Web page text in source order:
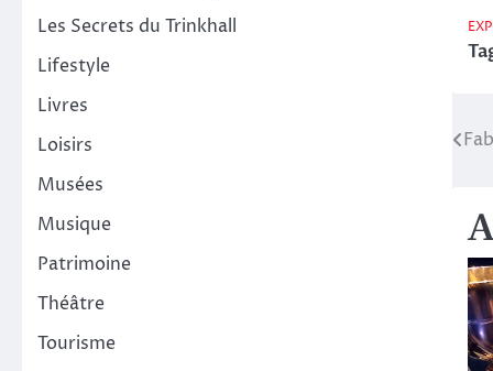
Les Secrets du Trinkhall
Lifestyle
Livres
Loisirs
Musées
Musique
Patrimoine
Théâtre
Tourisme